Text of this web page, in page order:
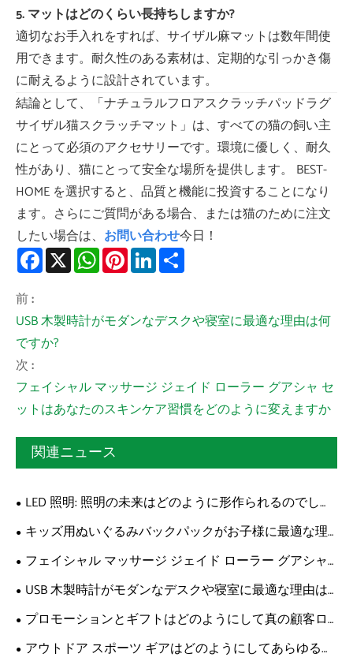
5. マットはどのくらい長持ちしますか?
適切なお手入れをすれば、サイザル麻マットは数年間使
用できます。耐久性のある素材は、定期的な引っかき傷
に耐えるように設計されています。
結論として、「ナチュラルフロアスクラッチパッドラグ
サイザル猫スクラッチマット」は、すべての猫の飼い主
にとって必須のアクセサリーです。環境に優しく、耐久
性があり、猫にとって安全な場所を提供します。 BEST-
HOME を選択すると、品質と機能に投資することになり
ます。さらにご質問がある場合、または猫のために注文
したい場合は、 お問い合わせ今日！
Facebook WhatsAppPinterestLinkedIn
前 :
USB 木製時計がモダンなデスクや寝室に最適な理由は何
ですか?
次 :
フェイシャル マッサージ ジェイド ローラー グアシャ セ
ットはあなたのスキンケア習慣をどのように変えますか
関連ニュース
LED 照明: 照明の未来はどのように形作られるのでしょ
うか?
キッズ用ぬいぐるみバックパックがお子様に最適な理
由フェイシャル マッサージ ジェイド ローラー グアシャ
セットはあなたのスキンケア習慣をどのように変えます
USB 木製時計がモダンなデスクや寝室に最適な理由は
何ですか?
プロモーションとギフトはどのようにして真の顧客ロ
イヤルティを生み出すのでしょうか?
アウトドア スポーツ ギアはどのようにしてあらゆる冒